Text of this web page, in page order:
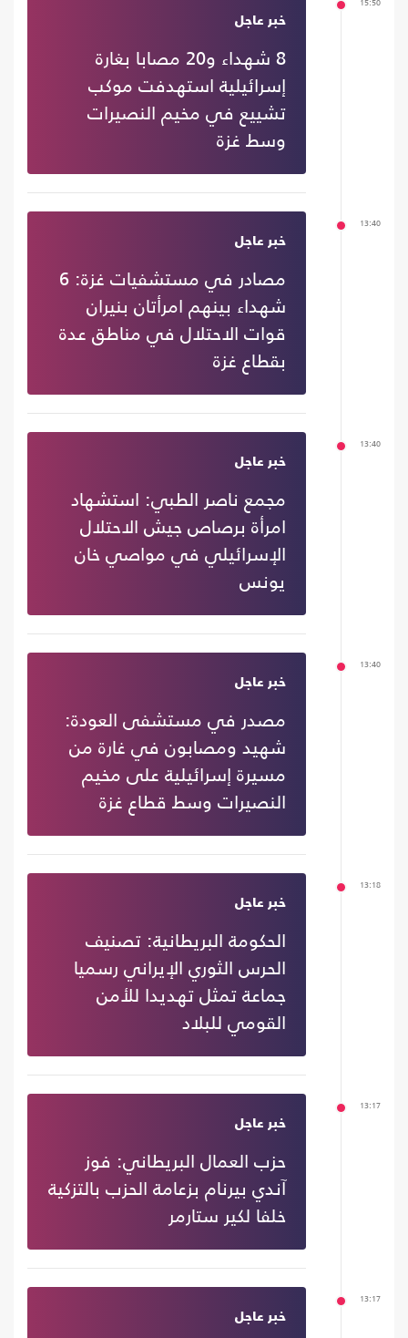
15:50
خبر عاجل
8 شهداء و20 مصابا بغارة
إسرائيلية استهدفت موكب
تشييع في مخيم النصيرات
وسط غزة
13:40
خبر عاجل
مصادر في مستشفيات غزة: 6
شهداء بينهم امرأتان بنيران
قوات الاحتلال في مناطق عدة
بقطاع غزة
13:40
خبر عاجل
مجمع ناصر الطبي: استشهاد
امرأة برصاص جيش الاحتلال
الإسرائيلي في مواصي خان
يونس
13:40
خبر عاجل
مصدر في مستشفى العودة:
شهيد ومصابون في غارة من
مسيرة إسرائيلية على مخيم
النصيرات وسط قطاع غزة
13:18
خبر عاجل
الحكومة البريطانية: تصنيف
الحرس الثوري الإيراني رسميا
جماعة تمثل تهديدا للأمن
القومي للبلاد
13:17
خبر عاجل
حزب العمال البريطاني: فوز
آندي بيرنام بزعامة الحزب بالتزكية
خلفا لكير ستارمر
13:17
خبر عاجل